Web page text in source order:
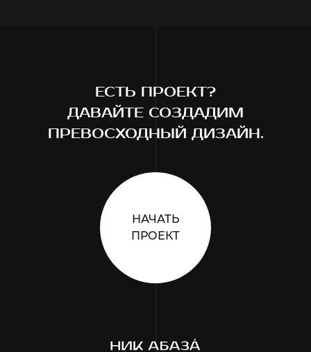
ЕСТЬ ПРОЕКТ?
ДАВАЙТЕ СОЗДАДИМ
ПРЕВОСХОДНЫЙ ДИЗАЙН.
НАЧАТЬ
ПРОЕКТ